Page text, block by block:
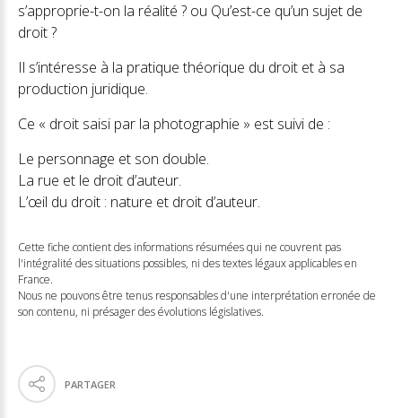
s’approprie-t-on la réalité ? ou Qu’est-ce qu’un sujet de
droit ?
Il s’intéresse à la pratique théorique du droit et à sa
production juridique.
Ce « droit saisi par la photographie » est suivi de :
Le personnage et son double.
La rue et le droit d’auteur.
L’œil du droit : nature et droit d’auteur.
Cette fiche contient des informations résumées qui ne couvrent pas
l'intégralité des situations possibles, ni des textes légaux applicables en
France.
Nous ne pouvons être tenus responsables d'une interprétation erronée de
son contenu, ni présager des évolutions législatives.
PARTAGER